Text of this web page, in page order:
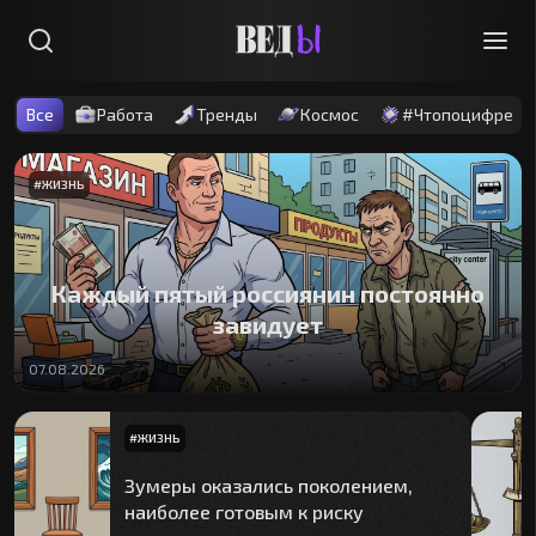
Все Работа Тренды Космос #Чтопоцифре
#ЖИЗНЬ
Каждый пятый россиянин постоянно
завидует
07.08.2026
#ЖИЗНЬ
Зумеры оказались поколением,
наиболее готовым к риску